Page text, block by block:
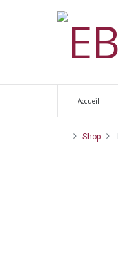
Accueil
Shop